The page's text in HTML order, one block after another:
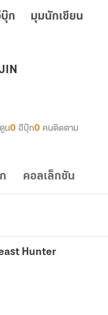
ก มุมนักเขียน
น0 อีบุ๊ก0 คนติดตาม
คอลเล็กชัน
Hunter